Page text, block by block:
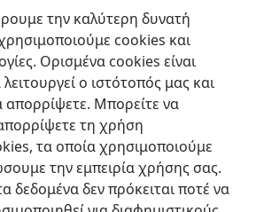
την καλύτερη δυνατή
cookies και
Ορισμένα cookies είναι
ο ιστότοπός μας και
απορρίψετε. Μπορείτε να
τη χρήση
τα οποία χρησιμοποιούμε
την εμπειρία χρήσης σας.
δεδομένα δεν πρόκειται ποτέ να
και έφτιαξες για τον εαυτό σου
εικόνες
για να με
εμένα γύρισες την πλάτη.
Προτιμήσεις
Tower Bible and Tract Society of Pennsylvania
Απορρήτου Ρυθμίσεις Απορρήτου